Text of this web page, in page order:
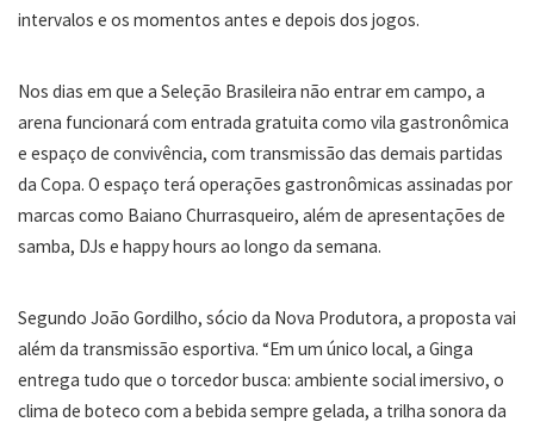
intervalos e os momentos antes e depois dos jogos.
Nos dias em que a Seleção Brasileira não entrar em campo, a
arena funcionará com entrada gratuita como vila gastronômica
e espaço de convivência, com transmissão das demais partidas
da Copa. O espaço terá operações gastronômicas assinadas por
marcas como Baiano Churrasqueiro, além de apresentações de
samba, DJs e happy hours ao longo da semana.
Segundo João Gordilho, sócio da Nova Produtora, a proposta vai
além da transmissão esportiva. “Em um único local, a Ginga
entrega tudo que o torcedor busca: ambiente social imersivo, o
clima de boteco com a bebida sempre gelada, a trilha sonora da